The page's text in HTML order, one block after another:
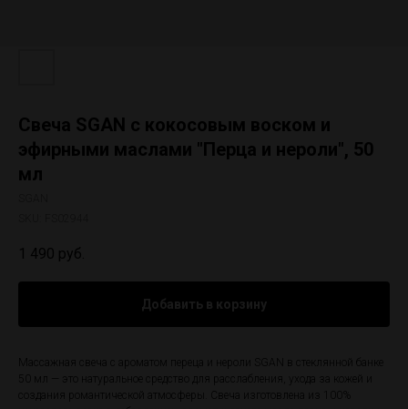
Свеча SGAN с кокосовым воском и
эфирными маслами "Перца и нероли", 50
мл
1 490 руб.
Добавить в корзину
Массажная свеча с ароматом переца и нероли SGAN в стеклянной банке
50 мл — это натуральное средство для расслабления, ухода за кожей и
создания романтической атмосферы. Свеча изготовлена из 100%